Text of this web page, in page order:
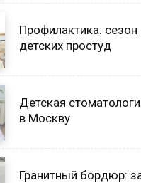
Профилактика: сезон
детских простуд
Детская
в Москву
Гранитный бордюр: